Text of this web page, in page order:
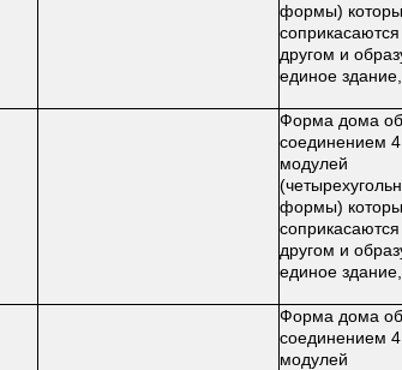
формы)
соприкасаются
другом и
единое здание,
Форма дома
соединением
модулей
формы)
соприкасаются
другом и
единое здание,
Форма дома
соединением
модулей